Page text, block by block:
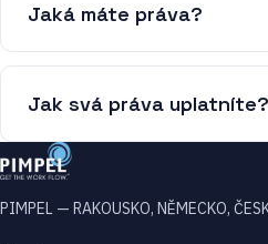
Jaká máte práva?
Jak svá práva uplatníte?
PIMPEL — RAKOUSKO, NĚMECKO,